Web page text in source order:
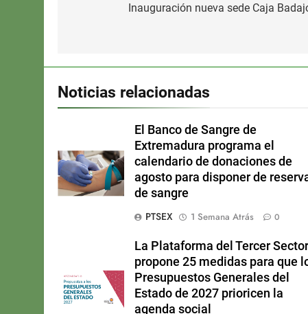
Inauguración nueva sede Caja
Noticias relacionadas
El Banco de Sangre de
Extremadura programa el
calendario de donaciones de
agosto para disponer de
de sangre
PTSEX
1 Semana Atrás 0
La Plataforma del Tercer Sector
propone 25 medidas para que
Presupuestos Generales del
Estado de 2027 prioricen la
agenda social